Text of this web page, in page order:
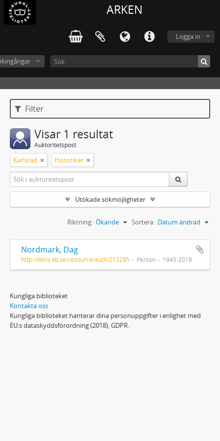
ARKEN
Logga in
Filter
Visar 1 resultat
Auktoritetspost
Karlstad Historiker
Utökade sökmöjligheter
Sortera: Datum ändrad
Riktning: Ökande
Nordmark, Dag
http://libris.kb.se/resource/auth/212295 Person 1945-2018
Kungliga biblioteket
Kontakta oss
Kungliga biblioteket hanterar dina personuppgifter i enlighet med
EU:s dataskyddsförordning (2018), GDPR.